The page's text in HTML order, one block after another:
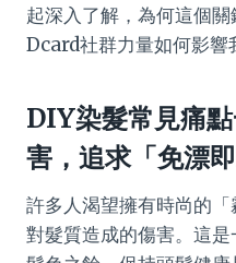
起深入了解，為何這個
Dcard社群力量如何影響
DIY染髮常見痛
害，追求「免漂
許多人渴望擁有時尚的
對髮質造成的傷害。這